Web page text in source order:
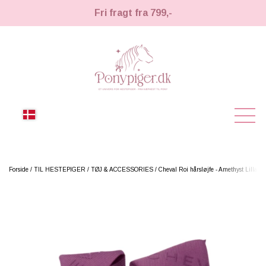
Fri fragt fra 799,-
NYHEDER
TIL HESTEPIGER
Forside TIL HESTEPIGER TØJ & ACCESSORIES Cheval Roi hårsløjfe - Amethyst Lilla